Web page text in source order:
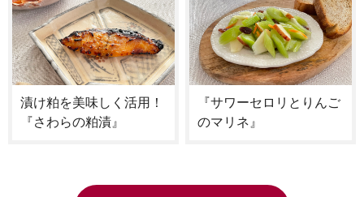
漬け粕を美味しく活用！
『さわらの粕漬』
『サワーセロリとりんご
のマリネ』